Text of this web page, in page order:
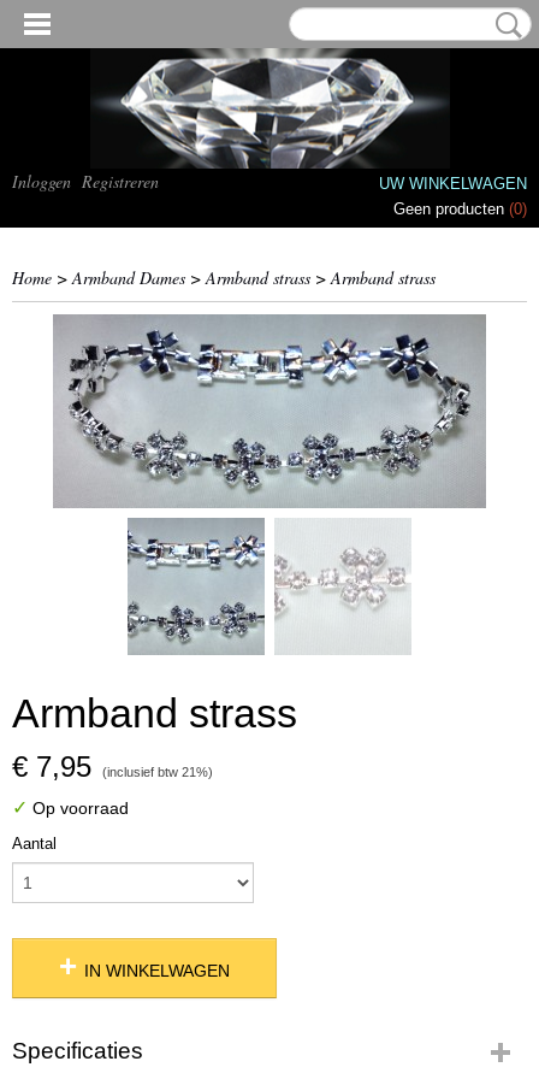
Inloggen Registreren
UW WINKELWAGEN
Geen producten (0)
Home >Armband Dames >Armband strass >Armband strass
Armband strass
€ 7,95 (inclusief btw 21%)
✓ Op voorraad
Aantal
IN WINKELWAGEN
Specificaties